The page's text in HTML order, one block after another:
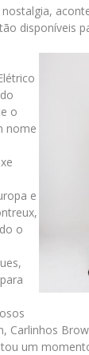
disponíveis
o
nome
e
o
Carlinhos
um